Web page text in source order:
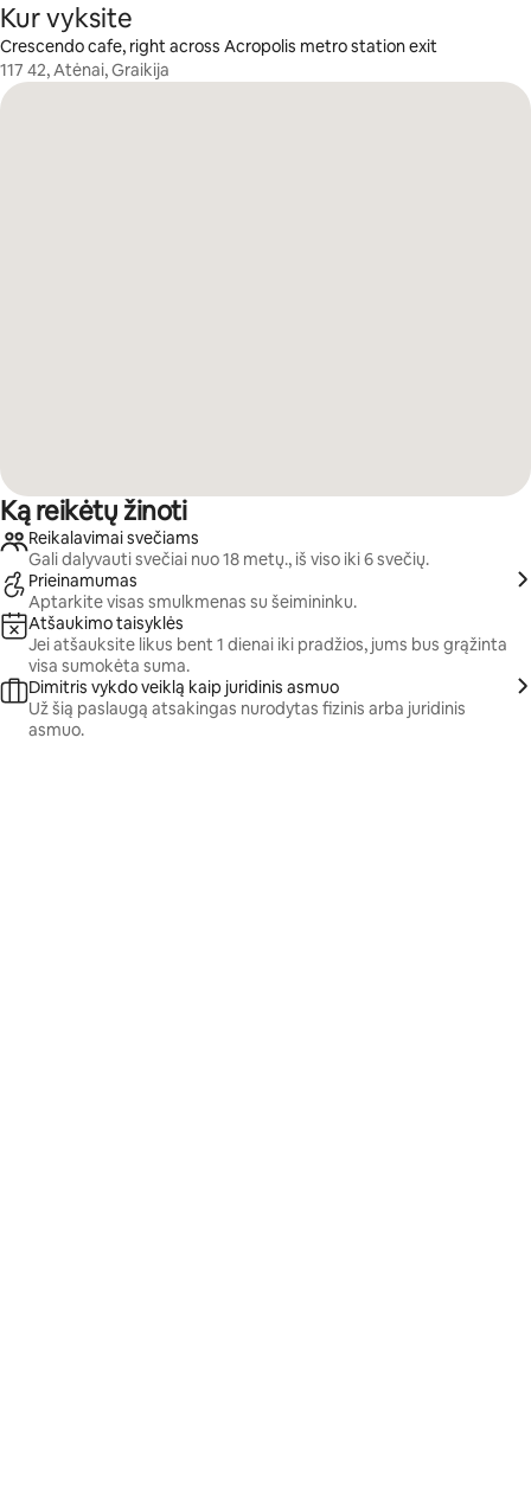
Kur vyksite
Crescendo cafe, right across Acropolis metro station exit
117 42, Atėnai, Graikija
Ką reikėtų žinoti
Reikalavimai svečiams
Gali dalyvauti svečiai nuo 18 metų., iš viso iki 6 svečių.
Prieinamumas
Aptarkite visas smulkmenas su šeimininku.
Atšaukimo taisyklės
Jei atšauksite likus bent 1 dienai iki pradžios, jums bus grąžinta
visa sumokėta suma.
Dimitris vykdo veiklą kaip juridinis asmuo
Už šią paslaugą atsakingas nurodytas fizinis arba juridinis
asmuo.